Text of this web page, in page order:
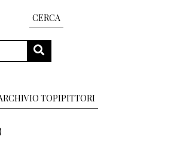
CERCA
SEARCH
TOPIPITTORI